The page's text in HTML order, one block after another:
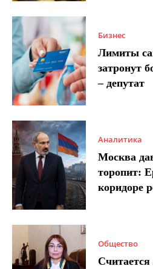
Бизнес
Лимиты
затронут
– депутат
Аналитика
Москва
торопит:
коридоре
Общество
Считается